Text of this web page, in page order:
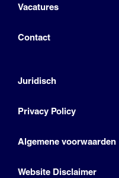
Vacatures
Contact
Juridisch
Privacy Policy
Algemene voorwaarden
Website Disclaimer